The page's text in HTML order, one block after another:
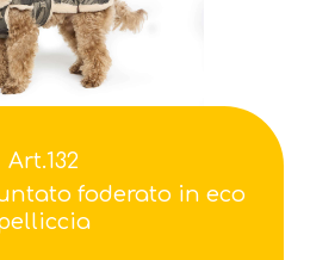
Art.132
foderato in eco